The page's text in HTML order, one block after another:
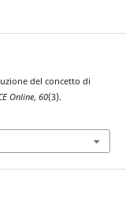
del concetto di
Online, 60(3).